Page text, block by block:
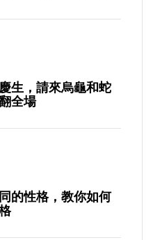
生，請來烏龜和蛇
全場
的性格，教你如何